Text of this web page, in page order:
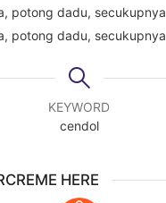
potong dadu, secukupnya
potong dadu, secukupnya
KEYWORD
cendol
HERE